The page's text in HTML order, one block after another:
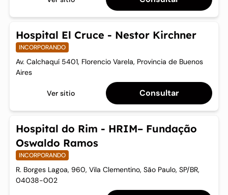
Hospital El Cruce - Nestor Kirchner
INCORPORANDO
Av. Calchaquí 5401, Florencio Varela, Provincia de Buenos
Aires
Ver sitio Consultar
Hospital do Rim - HRIM– Fundação
Oswaldo Ramos
INCORPORANDO
R. Borges Lagoa, 960, Vila Clementino, São Paulo, SP/BR,
04038-002